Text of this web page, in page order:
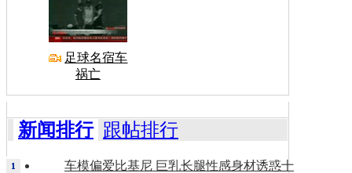
足球名宿车
祸亡
新闻排行 跟帖排行
车模偏爱比基尼 巨乳长腿性感身材诱惑十